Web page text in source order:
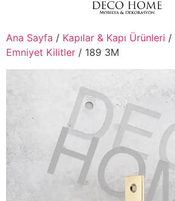
Ana Sayfa / Kapılar & Kapı Ürünleri /
Emniyet Kilitler / 189 3M